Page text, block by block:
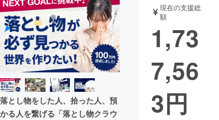
アート・写真 音楽
テクノロジー・ガジェット ゲーム・サ
映像・映画
ビジネス・起業
まちづくり・地域活性化
落とし物をした人、拾った人、預
かる人を繋げる「落とし物クラウ
現在の支援総
額
1,73
7,56
3円